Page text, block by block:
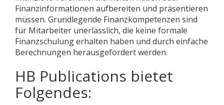
Finanzinformationen aufbereiten und präsentieren
müssen. Grundlegende Finanzkompetenzen sind
für Mitarbeiter unerlässlich, die keine formale
Finanzschulung erhalten haben und durch einfache
Berechnungen herausgefordert werden.
HB Publications bietet
Folgendes: